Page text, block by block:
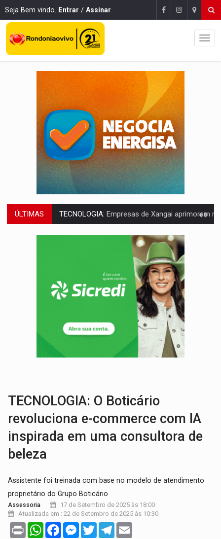
Seja Bem vindo. Entrar / Assinar
ÚLTIMAS PROTEGE A TERRA:China descobre como explodir asteroide com bomba
VÍDEO:Motociclista morre após bater na traseira de
Essa receita com frango virou o meu
EMPREENDEDORISMO: 7 negócios que podem começar com pouco dinheiro e
GIGANTE DA AMÉRICA: Brasil reúne dimensão continental e posição
10 dicas importantes para quem quer
VARCENA:Cientistas descobrem nova espécie de rã em florestas
BARGANHA: Vai comprar celular usado? Veja como consultar o
TECNOLOGIA: O Boticário
revoluciona e-commerce com IA
inspirada em uma consultora de
beleza
Assistente foi treinada com base no modelo de atendimento
proprietário do Grupo Boticário
Assessoria
17 de Setembro de 2025 às 18:00
Atualizada em : 22 de Setembro de 2025 às 10:30
Print WhatsAppFacebookMessenger
TwitterTelegram